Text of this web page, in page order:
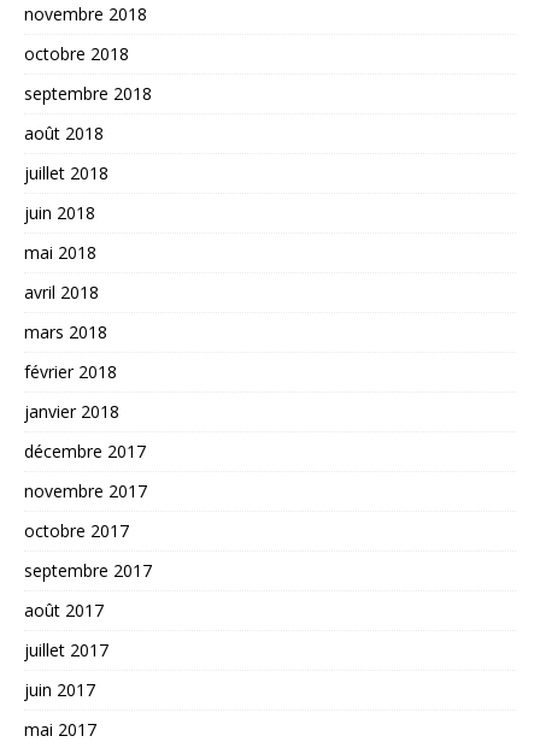
novembre 2018
octobre 2018
septembre 2018
août 2018
juillet 2018
juin 2018
mai 2018
avril 2018
mars 2018
février 2018
janvier 2018
décembre 2017
novembre 2017
octobre 2017
septembre 2017
août 2017
juillet 2017
juin 2017
mai 2017